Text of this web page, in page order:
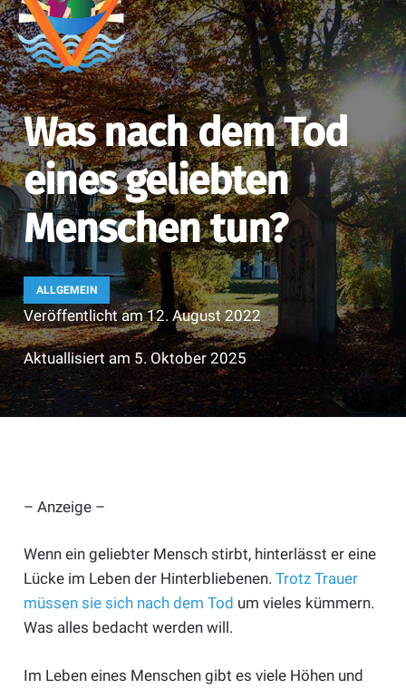
Was nach dem Tod
eines geliebten
Menschen tun?
ALLGEMEIN
Veröffentlicht am12. August 2022
Aktuallisiert am5. Oktober 2025
– Anzeige –
Wenn ein geliebter Mensch stirbt, hinterlässt er eine
Lücke im Leben der Hinterbliebenen. Trotz Trauer
müssen sie sich nach dem Tod um vieles kümmern.
Was alles bedacht werden will.
Im Leben eines Menschen gibt es viele Höhen und